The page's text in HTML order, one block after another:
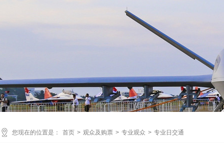
您现在的位置是： 首页 > 观众及购票 > 专业观众 > 专业日交通